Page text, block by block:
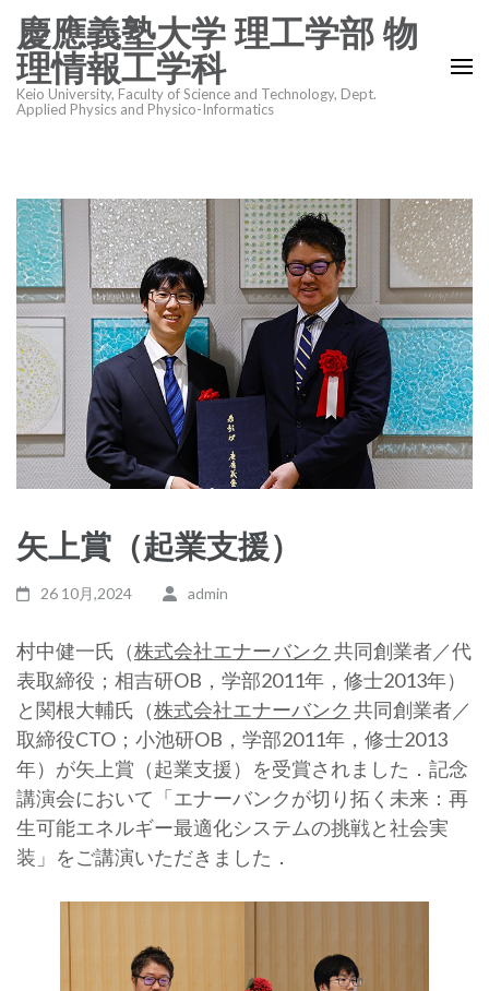
ン
テ
ン
キ
ッ
プ
(Enter
を
押
す)
慶應義塾大学 理工学部 物
理情報工学科
Keio University, Faculty of Science and Technology, Dept.
Applied Physics and Physico-Informatics
矢上賞（起業支援）
26 10月,2024 admin
村中健一氏（株式会社エナーバンク 共同創業者／代
表取締役；相吉研OB，学部2011年，修士2013年）
と関根大輔氏（株式会社エナーバンク 共同創業者／
取締役CTO；小池研OB，学部2011年，修士2013
年）が矢上賞（起業支援）を受賞されました．記念
講演会において「エナーバンクが切り拓く未来：再
生可能エネルギー最適化システムの挑戦と社会実
装」をご講演いただきました．